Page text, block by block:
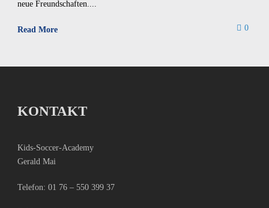
neue Freundschaften....
Read More 0
KONTAKT
Kids-Soccer-Academy
Gerald Mai
Telefon: 01 76 – 550 399 37